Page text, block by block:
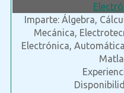
Imparte: Álgebra,
Mecánica,
Electrónica,